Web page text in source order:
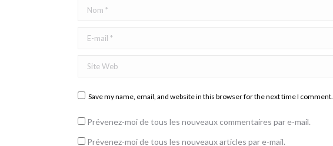
Nom *
E-mail *
Site Web
Save my name, email, and website in this browser for the next time I comment.
Prévenez-moi de tous les nouveaux commentaires par e-mail.
Prévenez-moi de tous les nouveaux articles par e-mail.